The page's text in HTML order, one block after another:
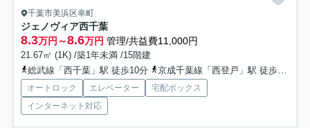
千葉市美浜区幸町
ジェノヴィア西千葉
8.3万円～8.6万円 管理/共益費11,000円
21.67㎡ (1K) /築1年未満 /15階建
総武線「西千葉」駅 徒歩10分
京成千葉線「西登戸」駅 徒歩10分
オートロック エレベーター
宅配ボックス
インターネット対応